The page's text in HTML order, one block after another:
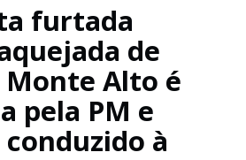
furtada
de
Monte Alto é
pela PM e
à